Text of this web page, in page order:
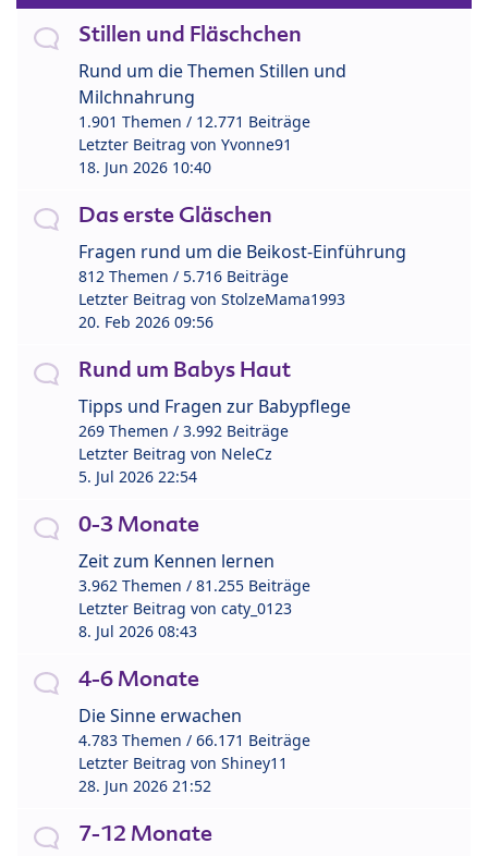
Stillen und Fläschchen
Rund um die Themen Stillen und
Milchnahrung
1.901 Themen / 12.771 Beiträge
Letzter Beitrag von Yvonne91
18. Jun 2026 10:40
Das erste Gläschen
Fragen rund um die Beikost-Einführung
812 Themen / 5.716 Beiträge
Letzter Beitrag von StolzeMama1993
20. Feb 2026 09:56
Rund um Babys Haut
Tipps und Fragen zur Babypflege
269 Themen / 3.992 Beiträge
Letzter Beitrag von NeleCz
5. Jul 2026 22:54
0-3 Monate
Zeit zum Kennen lernen
3.962 Themen / 81.255 Beiträge
Letzter Beitrag von caty_0123
8. Jul 2026 08:43
4-6 Monate
Die Sinne erwachen
4.783 Themen / 66.171 Beiträge
Letzter Beitrag von Shiney11
28. Jun 2026 21:52
7-12 Monate